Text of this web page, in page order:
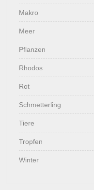
Makro
Meer
Pflanzen
Rhodos
Rot
Schmetterling
Tiere
Tropfen
Winter